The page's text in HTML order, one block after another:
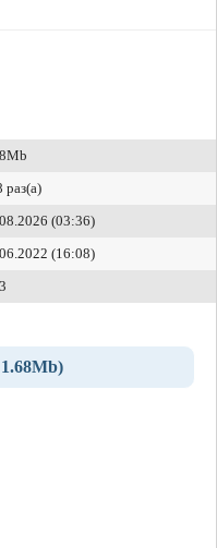
раз(а)
(03:36)
(16:08)